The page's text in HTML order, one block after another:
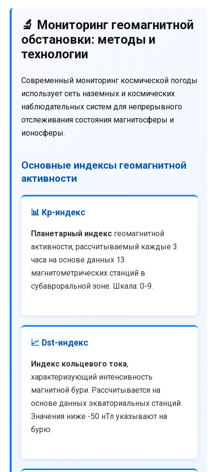
🔬 Мониторинг геомагнитной
обстановки: методы и
технологии
Современный мониторинг космической погоды
использует сеть наземных и космических
наблюдательных систем для непрерывного
отслеживания состояния магнитосферы и
ионосферы.
Основные индексы геомагнитной
активности
📊 Kp-индекс
Планетарный индекс геомагнитной
активности, рассчитываемый каждые 3
часа на основе данных 13
магнитометрических станций в
субавроральной зоне. Шкала: 0-9.
📈 Dst-индекс
Индекс кольцевого тока,
характеризующий интенсивность
магнитной бури. Рассчитывается на
основе данных экваториальных станций.
Значения ниже -50 нТл указывают на
бурю.